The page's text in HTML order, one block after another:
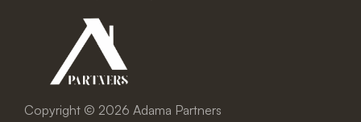
Copyright © 2026 Adama Partners